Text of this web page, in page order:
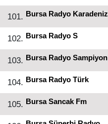
101. Bursa Radyo Karadeniz
102. Bursa Radyo S
103. Bursa Radyo Sampiyon
104. Bursa Radyo Türk
105. Bursa Sancak Fm